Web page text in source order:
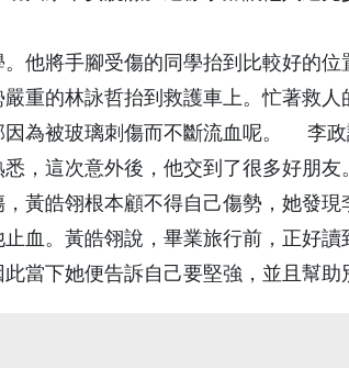
他將手腳受傷的同學抬到比較好的位
重的林詠哲抬到救護車上。忙著救人
因為被玻璃刺傷而不斷流血呢。 李政
，這次意外後，他交到了很多好朋友。
黃皓翎根本顧不得自己傷勢，她發現
血。黃皓翎說，畢業旅行前，正好讀
當下她便告訴自己要堅強，並且幫助